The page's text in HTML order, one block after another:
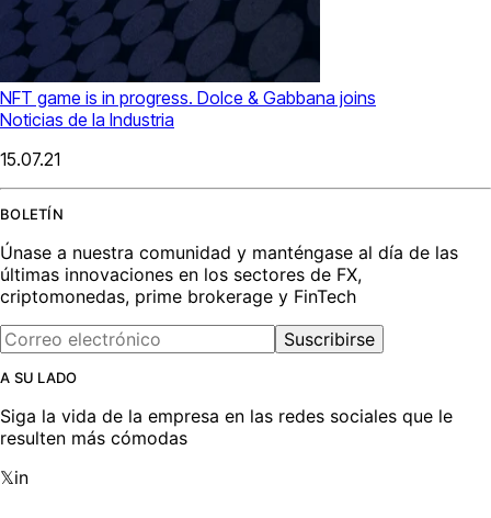
NFT game is in progress. Dolce & Gabbana joins
Noticias de la Industria
15.07.21
BOLETÍN
Únase a nuestra comunidad y manténgase al día de las
últimas innovaciones en los sectores de FX,
criptomonedas, prime brokerage y FinTech
Suscribirse
A SU LADO
Siga la vida de la empresa en las redes sociales que le
resulten más cómodas
𝕏in